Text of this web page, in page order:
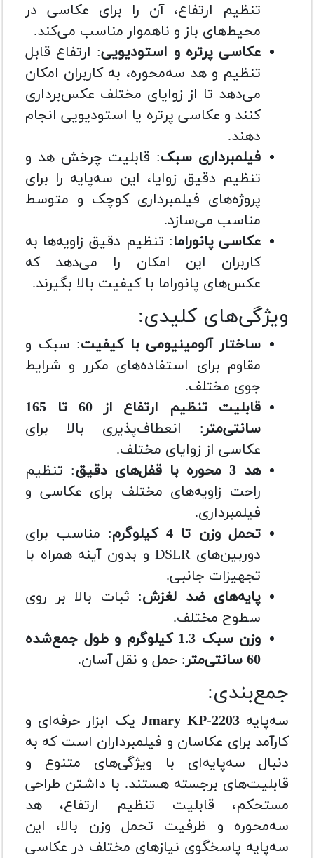
تنظیم ارتفاع، آن را برای عکاسی در
محیط‌های باز و ناهموار مناسب می‌کند.
عکاسی پرتره و استودیویی: ارتفاع قابل
تنظیم و هد سه‌محوره، به کاربران امکان
می‌دهد تا از زوایای مختلف عکس‌برداری
کنند و عکاسی پرتره یا استودیویی انجام
دهند.
فیلمبرداری سبک: قابلیت چرخش هد و
تنظیم دقیق زوایا، این سه‌پایه را برای
پروژه‌های فیلمبرداری کوچک و متوسط
مناسب می‌سازد.
عکاسی پانوراما: تنظیم دقیق زاویه‌ها به
کاربران این امکان را می‌دهد که
عکس‌های پانوراما با کیفیت بالا بگیرند.
ویژگی‌های کلیدی:
ساختار آلومینیومی با کیفیت: سبک و
مقاوم برای استفاده‌های مکرر و شرایط
جوی مختلف.
قابلیت تنظیم ارتفاع از 60 تا 165
سانتی‌متر: انعطاف‌پذیری بالا برای
عکاسی از زوایای مختلف.
هد 3 محوره با قفل‌های دقیق
: تنظیم
راحت زاویه‌های مختلف برای عکاسی و
فیلمبرداری.
تحمل وزن تا 4 کیلوگرم
: مناسب برای
دوربین‌های DSLR و بدون آینه همراه با
تجهیزات جانبی.
پایه‌های ضد لغزش: ثبات بالا بر روی
سطوح مختلف.
وزن سبک 1.3 کیلوگرم و طول جمع‌شده
60 سانتی‌متر
: حمل و نقل آسان.
جمع‌بندی:
سه‌پایهJmary KP-2203 یک ابزار حرفه‌ای و
کارآمد برای عکاسان و فیلمبرداران است که به
دنبال سه‌پایه‌ای با ویژگی‌های متنوع و
قابلیت‌های برجسته هستند. با داشتن طراحی
مستحکم، قابلیت تنظیم ارتفاع، هد
سه‌محوره و ظرفیت تحمل وزن بالا، این
سه‌پایه پاسخگوی نیازهای مختلف در عکاسی